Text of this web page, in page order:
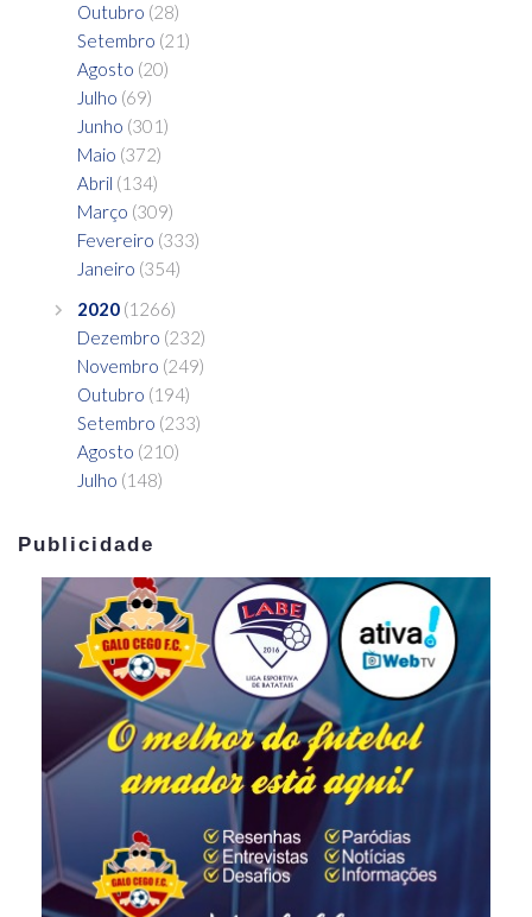
Outubro (28)
Setembro (21)
Agosto (20)
Julho (69)
Junho (301)
Maio (372)
Abril (134)
Março (309)
Fevereiro (333)
Janeiro (354)
2020 (1266)
Dezembro (232)
Novembro (249)
Outubro (194)
Setembro (233)
Agosto (210)
Julho (148)
Publicidade